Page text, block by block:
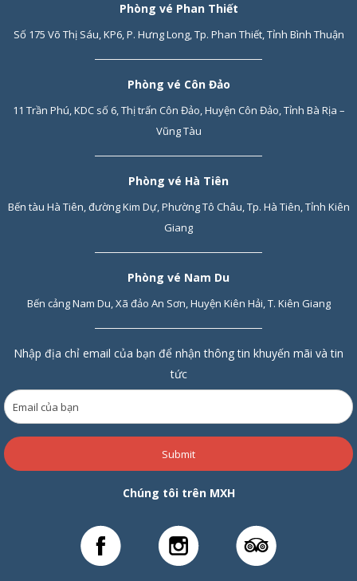
Phòng vé Phan Thiết
Số 175 Võ Thị Sáu, KP6, P. Hưng Long, Tp. Phan Thiết, Tỉnh Bình Thuận
Phòng vé Côn Đảo
11 Trần Phú, KDC số 6, Thị trấn Côn Đảo, Huyện Côn Đảo, Tỉnh Bà Rịa –
Vũng Tàu
Phòng vé Hà Tiên
Bến tàu Hà Tiên, đường Kim Dự, Phường Tô Châu, Tp. Hà Tiên, Tỉnh Kiên
Giang
Phòng vé Nam Du
Bến cảng Nam Du, Xã đảo An Sơn, Huyện Kiên Hải, T. Kiên Giang
Nhập địa chỉ email của bạn để nhận thông tin khuyến mãi và tin
tức
Submit
Chúng tôi trên MXH